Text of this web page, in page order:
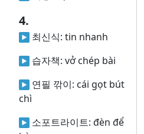
4.
최신식: tin nhanh
습자책: vở chép bài
연필 깎이: cái gọt bút
chì
소포트라이트: đèn để